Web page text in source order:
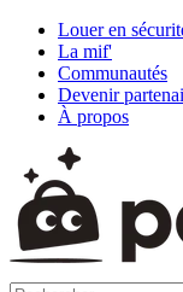
Louer en
La mif'
Communautés
Devenir
À propos